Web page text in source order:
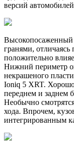
версий
Высокопосаженный
гранями,
положительно
Нижний периметр
некрашеного
Ioniq 5 XRT. Хорошо
переднем и заднем
Необычно
хода. Впрочем,
интегрированным